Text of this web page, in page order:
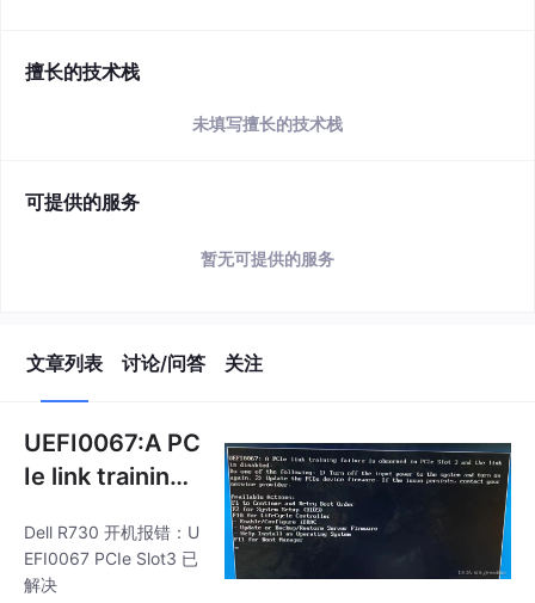
擅长的技术栈
未填写擅长的技术栈
可提供的服务
暂无可提供的服务
文章列表 讨论/问答 关注
UEFI0067:A PC
Ie link training f
ed in PCIe Slot
3 and the link i
Dell R730 开机报错：U
EFI0067 PCIe Slot3 已
解决